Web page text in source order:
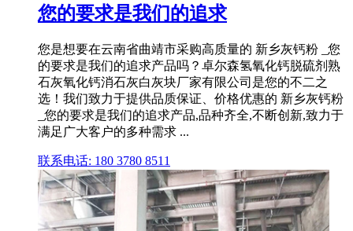
您的要求是我们的追求
您是想要在云南省曲靖市采购高质量的 新乡灰钙粉 _您
的要求是我们的追求产品吗？卓尔森氢氧化钙脱硫剂熟
石灰氧化钙消石灰白灰块厂家有限公司是您的不二之
选！我们致力于提供品质保证、价格优惠的 新乡灰钙粉
_您的要求是我们的追求产品,品种齐全,不断创新,致力于
满足广大客户的多种需求 ...
联系电话: 180 3780 8511